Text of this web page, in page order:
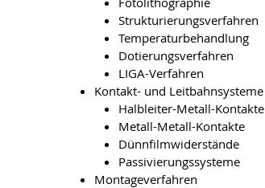
Strukturierungsverfahren
Temperaturbehandlung
Dotierungsverfahren
LIGA-Verfahren
Kontakt- und Leitbahnsysteme
Halbleiter-Metall-Kontakte
Metall-Metall-Kontakte
Dünnfilmwiderstände
Passivierungssysteme
Montageverfahren